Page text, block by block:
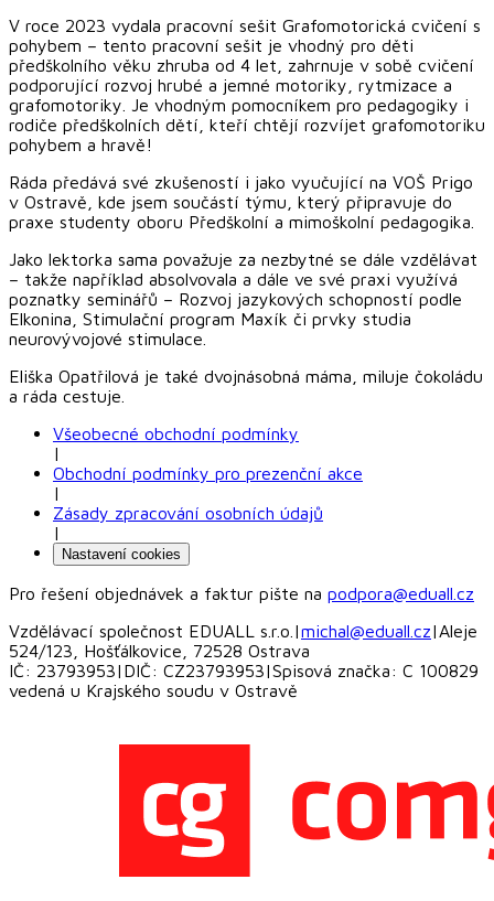
V roce 2023 vydala pracovní sešit Grafomotorická cvičení s
pohybem – tento pracovní sešit je vhodný pro děti
předškolního věku zhruba od 4 let, zahrnuje v sobě cvičení
podporující rozvoj hrubé a jemné motoriky, rytmizace a
grafomotoriky. Je vhodným pomocníkem pro pedagogiky i
rodiče předškolních dětí, kteří chtějí rozvíjet grafomotoriku
pohybem a hravě!
Ráda předává své zkušeností i jako vyučující na VOŠ Prigo
v Ostravě, kde jsem součástí týmu, který připravuje do
praxe studenty oboru Předškolní a mimoškolní pedagogika.
Jako lektorka sama považuje za nezbytné se dále vzdělávat
– takže například absolvovala a dále ve své praxi využívá
poznatky seminářů – Rozvoj jazykových schopností podle
Elkonina, Stimulační program Maxík či prvky studia
neurovývojové stimulace.
Eliška Opatřilová je také dvojnásobná máma, miluje čokoládu
a ráda cestuje.
Všeobecné obchodní podmínky
|
Obchodní podmínky pro prezenční akce
|
Zásady zpracování osobních údajů
|
Nastavení cookies
Pro řešení objednávek a faktur pište na podpora@eduall.cz
Vzdělávací společnost EDUALL s.r.o. |michal@eduall.cz|Aleje
524/123, Hošťálkovice, 72528 Ostrava
IČ: 23793953| DIČ: CZ23793953|Spisová značka: C 100829
vedená u Krajského soudu v Ostravě